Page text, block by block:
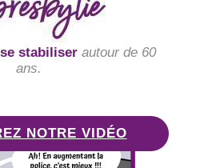
se stabiliser autour de 60
ans.
NOTRE VIDÉO